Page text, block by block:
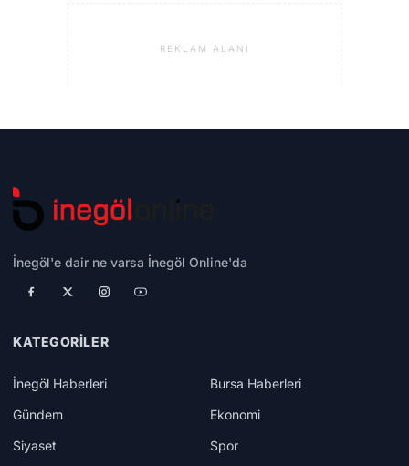
REKLAM ALANI
İnegöl'e dair ne varsa İnegöl Online'da
KATEGORILER
İnegöl Haberleri
Bursa Haberleri
Gündem
Ekonomi
Siyaset
Spor